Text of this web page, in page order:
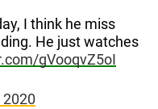
I think he miss
He just watches
gVooqvZ5oI
2020